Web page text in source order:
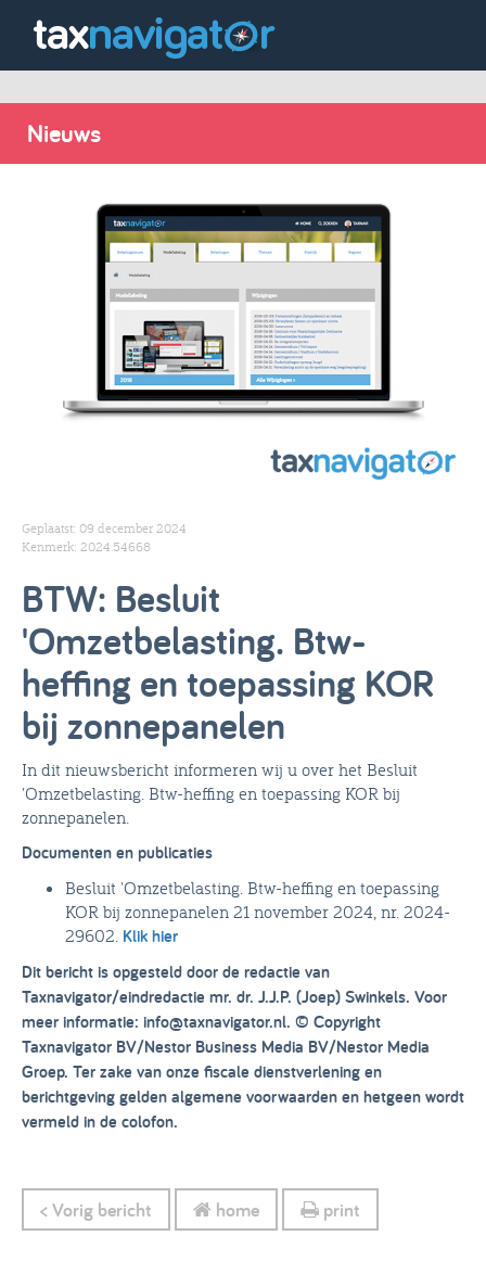
Nieuws
Geplaatst: 09 december 2024
Kenmerk: 2024.54668
BTW: Besluit
'Omzetbelasting. Btw-
heffing en toepassing KOR
bij zonnepanelen
In dit nieuwsbericht informeren wij u over het Besluit
'Omzetbelasting. Btw-heffing en toepassing KOR bij
zonnepanelen.
Documenten en publicaties
Besluit 'Omzetbelasting. Btw-heffing en toepassing
KOR bij zonnepanelen 21 november 2024, nr. 2024-
29602. Klik hier
Dit bericht is opgesteld door de redactie van
Taxnavigator/eindredactie mr. dr. J.J.P. (Joep) Swinkels. Voor
meer informatie: info@taxnavigator.nl. © Copyright
Taxnavigator BV/Nestor Business Media BV/Nestor Media
Groep. Ter zake van onze fiscale dienstverlening en
berichtgeving gelden algemene voorwaarden en hetgeen wordt
vermeld in de colofon.
< Vorig bericht home print